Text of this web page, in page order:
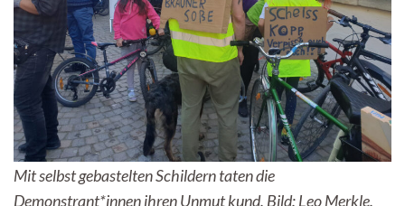
Mit selbst gebastelten Schildern taten die
Demonstrant*innen ihren Unmut kund. Bild: Leo Merkle.